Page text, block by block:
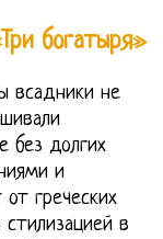
богатыря»
всадники не
без долгих
и
греческих
в